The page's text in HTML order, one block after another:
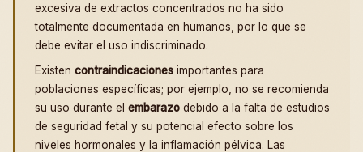
excesiva de extractos concentrados no ha sido
totalmente documentada en humanos, por lo que se
debe evitar el uso indiscriminado.
Existen contraindicaciones importantes para
poblaciones específicas; por ejemplo, no se recomienda
su uso durante el embarazo debido a la falta de estudios
de seguridad fetal y su potencial efecto sobre los
niveles hormonales y la inflamación pélvica. Las